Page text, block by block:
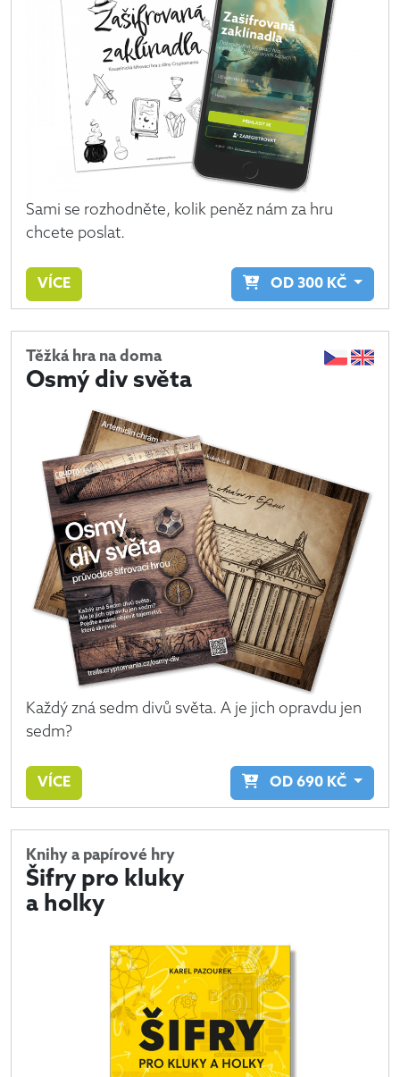
Sami se rozhodněte, kolik peněz nám za hru
chcete poslat.
VÍCE OD 300 KČ
Těžká hra na doma
Osmý div světa
Každý zná sedm divů světa. A je jich opravdu jen
sedm?
VÍCE OD 690 KČ
Knihy a papírové hry
Šifry pro kluky
a holky